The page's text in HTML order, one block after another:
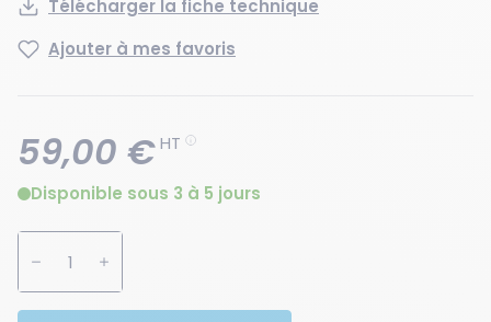
Télécharger la fiche technique
Ajouter à mes favoris
59,00 €HT
Disponible sous 3 à 5 jours
Augmenter la quantité